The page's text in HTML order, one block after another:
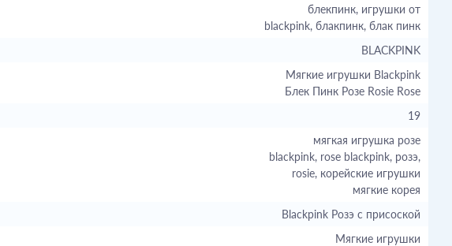
блекпинк, игрушки от
blackpink, блакпинк, блак пинк
BLACKPINK
Мягкие игрушки Blackpink
Блек Пинк Розе Rosie Rose
19
мягкая игрушка розе
blackpink, rose blackpink, розэ,
rosie, корейские игрушки
мягкие корея
Blackpink Розэ с присоской
Мягкие игрушки